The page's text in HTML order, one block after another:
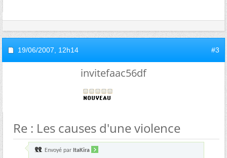
19/06/2007, 12h14 #3
invitefaac56df
Re : Les causes d'une violence
Envoyé par ItaKira